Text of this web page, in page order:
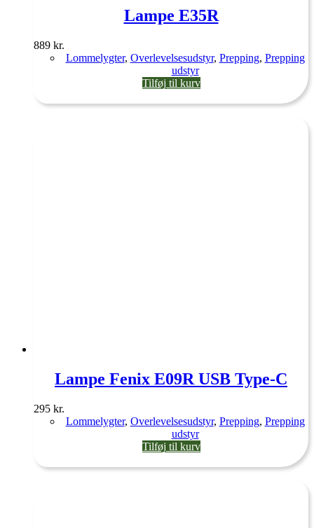
Lampe E35R
889 kr.
Lommelygter, Overlevelsesudstyr, Prepping, Prepping
udstyr
Tilføj til kurv
Lampe Fenix E09R USB Type-C
295 kr.
Lommelygter, Overlevelsesudstyr, Prepping, Prepping
udstyr
Tilføj til kurv